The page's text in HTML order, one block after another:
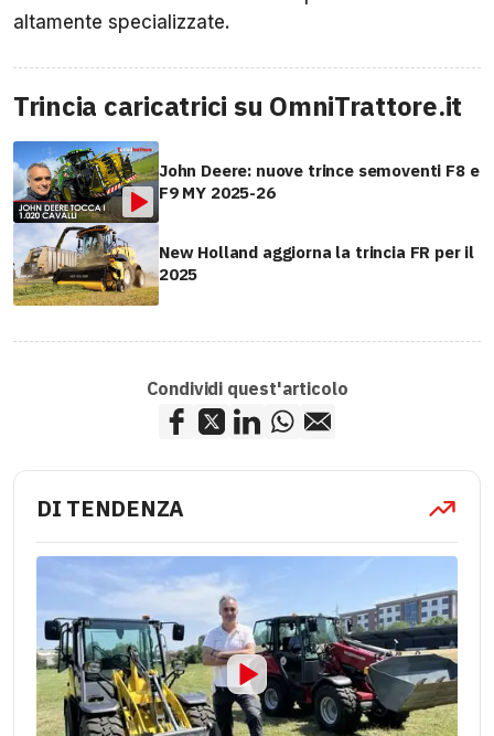
altamente specializzate.
Trincia caricatrici su OmniTrattore.it
John Deere: nuove trince semoventi F8 e
F9 MY 2025-26
New Holland aggiorna la trincia FR per il
2025
Condividi quest'articolo
DI TENDENZA